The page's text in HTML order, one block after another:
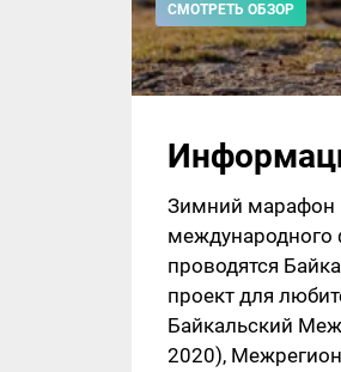
СМОТРЕТЬ ОБЗОР
Зимний марафон
международного
проводятся
проект для
Байкальский
2020),